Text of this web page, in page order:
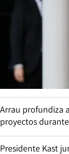
Arrau profundiza
proyectos
Presidente Kast